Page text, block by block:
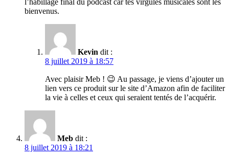
l’habillage final du podcast car tes virgules musicales sont les
bienvenus.
Kevin dit :
8 juillet 2019 à 18:57
Avec plaisir Meb ! 😉 Au passage, je viens d’ajouter un
lien vers ce produit sur le site d’Amazon afin de faciliter
la vie à celles et ceux qui seraient tentés de l’acquérir.
Meb dit :
8 juillet 2019 à 18:21